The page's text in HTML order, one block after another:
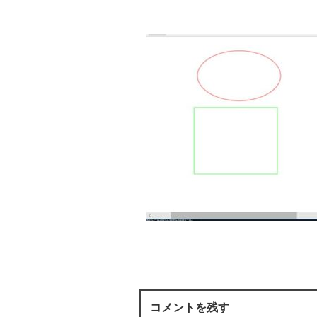
コメントを残す